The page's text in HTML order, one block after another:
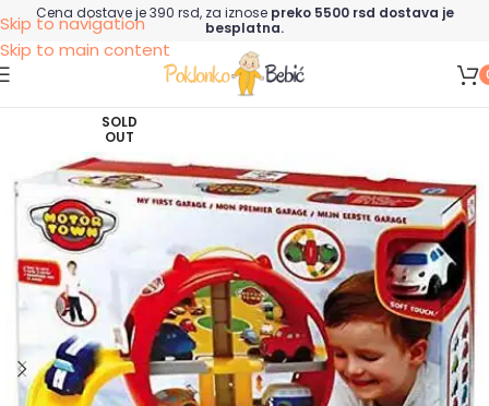
Skip to navigation
Skip to main content
Cena dostave je 390 rsd, za iznose preko 5500 rsd dostava je
besplatna.
SOLD
OUT